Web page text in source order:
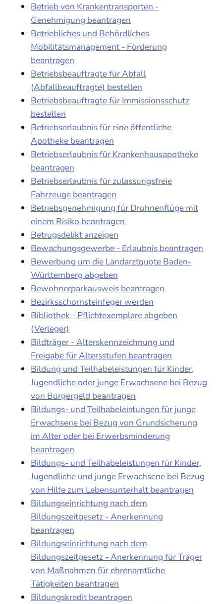
Betrieb von Krankentransporten -
Genehmigung beantragen
Betriebliches und Behördliches
Mobilitätsmanagement - Förderung
beantragen
Betriebsbeauftragte für Abfall
(Abfallbeauftragte) bestellen
Betriebsbeauftragte für Immissionsschutz
bestellen
Betriebserlaubnis für eine öffentliche
Apotheke beantragen
Betriebserlaubnis für Krankenhausapotheke
beantragen
Betriebserlaubnis für zulassungsfreie
Fahrzeuge beantragen
Betriebsgenehmigung für Drohnenflüge mit
einem Risiko beantragen
Betrugsdelikt anzeigen
Bewachungsgewerbe - Erlaubnis beantragen
Bewerbung um die Landarztquote Baden-
Württemberg abgeben
Bewohnerparkausweis beantragen
Bezirksschornsteinfeger werden
Bibliothek - Pflichtexemplare abgeben
(Verleger)
Bildträger - Alterskennzeichnung und
Freigabe für Altersstufen beantragen
Bildung und Teilhabeleistungen für Kinder,
Jugendliche oder junge Erwachsene bei Bezug
von Bürgergeld beantragen
Bildungs- und Teilhabeleistungen für junge
Erwachsene bei Bezug von Grundsicherung
im Alter oder bei Erwerbsminderung
beantragen
Bildungs- und Teilhabeleistungen für Kinder,
Jugendliche und junge Erwachsene bei Bezug
von Hilfe zum Lebensunterhalt beantragen
Bildungseinrichtung nach dem
Bildungszeitgesetz - Anerkennung
beantragen
Bildungseinrichtung nach dem
Bildungszeitgesetz - Anerkennung für Träger
von Maßnahmen für ehrenamtliche
Tätigkeiten beantragen
Bildungskredit beantragen